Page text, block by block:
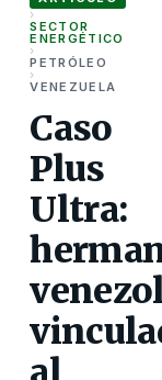
›
SECTOR
ENERGÉTICO
›
PETRÓLEO
›
VENEZUELA
Caso
Plus
Ultra: